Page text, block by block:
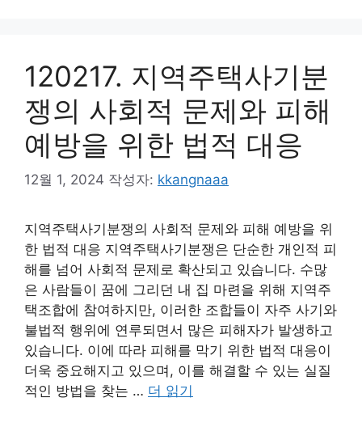
120217. 지역주택사기분
쟁의 사회적 문제와 피해
예방을 위한 법적 대응
12월 1, 2024 작성자: kkangnaaa
지역주택사기분쟁의 사회적 문제와 피해 예방을 위
한 법적 대응 지역주택사기분쟁은 단순한 개인적 피
해를 넘어 사회적 문제로 확산되고 있습니다. 수많
은 사람들이 꿈에 그리던 내 집 마련을 위해 지역주
택조합에 참여하지만, 이러한 조합들이 자주 사기와
불법적 행위에 연루되면서 많은 피해자가 발생하고
있습니다. 이에 따라 피해를 막기 위한 법적 대응이
더욱 중요해지고 있으며, 이를 해결할 수 있는 실질
적인 방법을 찾는 … 더 읽기